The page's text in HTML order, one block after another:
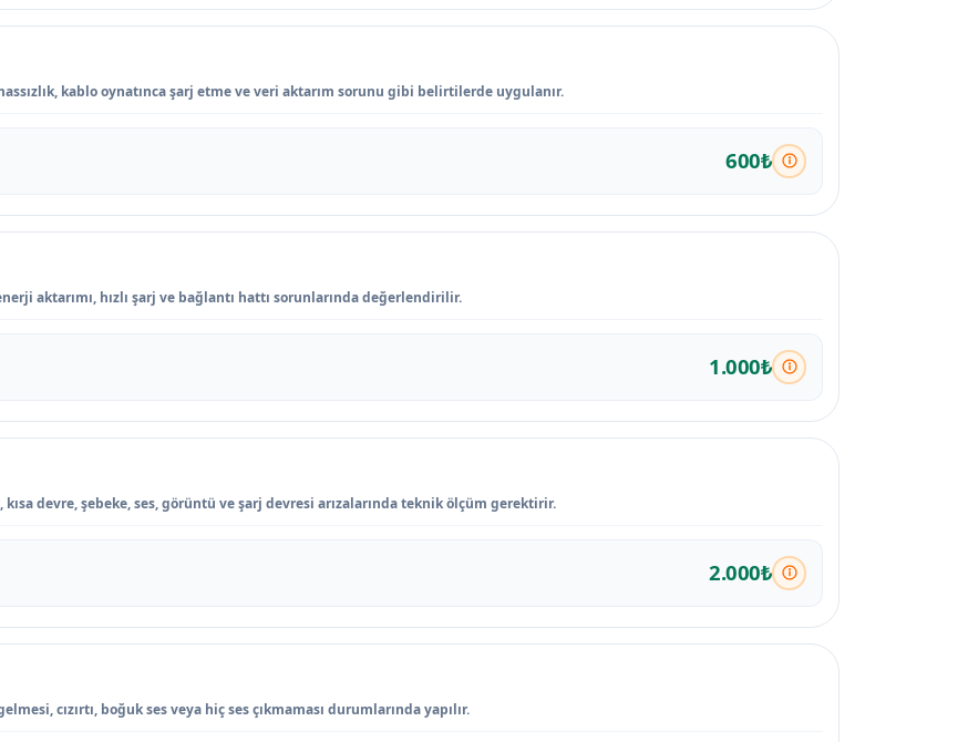
kablo oynatınca şarj etme ve veri aktarım sorunu gibi belirtilerde uygulanır.
600₺
aktarımı, hızlı şarj ve bağlantı hattı sorunlarında değerlendirilir.
1.000₺
kısa devre, şebeke, ses, görüntü ve şarj devresi arızalarında teknik ölçüm gerektirir.
2.000₺
cızırtı, boğuk ses veya hiç ses çıkmaması durumlarında yapılır.